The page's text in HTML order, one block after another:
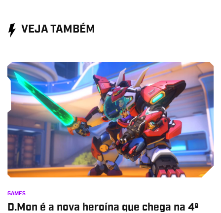
VEJA TAMBÉM
GAMES
D.Mon é a nova heroína que chega na 4ª